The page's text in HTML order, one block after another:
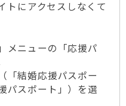
トにアクセスしなくて
メニューの「応援パ
「結婚応援パスポー
パスポート」）を選